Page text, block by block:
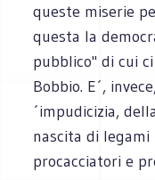
queste miserie
questa la
pubblico" di cui
Bobbio. E´,
´impudicizia,
nascita di legami
procacciatori e